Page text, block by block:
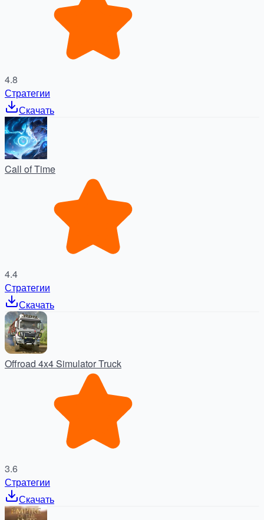
4.8
Стратегии
Скачать
Call of Time
4.4
Стратегии
Скачать
Offroad 4x4 Simulator Truck
3.6
Стратегии
Скачать